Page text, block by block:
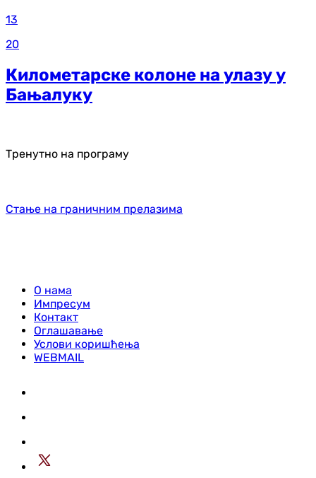
13
20
Километарске колоне на улазу у
Бањалуку
Тренутно на програму
Стање на граничним прелазима
О нама
Импресум
Контакт
Оглашавање
Услови коришћења
WEBMAIL